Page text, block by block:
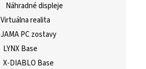
Náhradné displeje
Virtuálna realita
JAMA PC zostavy
LYNX Base
X-DIABLO Base